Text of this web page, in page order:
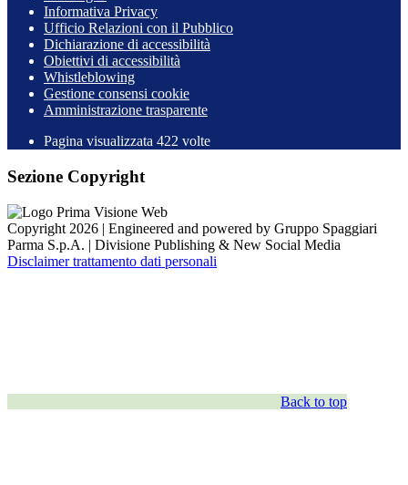
Informativa Privacy
Ufficio Relazioni con il Pubblico
Dichiarazione di accessibilità
Obiettivi di accessibilità
Whistleblowing
Gestione consensi cookie
Amministrazione trasparente
Pagina visualizzata 422 volte
Sezione Copyright
Copyright 2026 | Engineered and powered by Gruppo Spaggiari
Parma S.p.A. | Divisione Publishing & New Social Media
Disclaimer trattamento dati personali
Back to top